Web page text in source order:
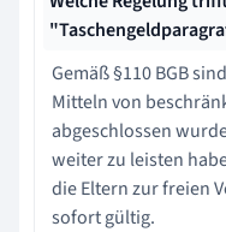
Gemäß §110 BGB
Mitteln von
abgeschlossen
weiter zu leisten
die Eltern zur freien
sofort gültig.